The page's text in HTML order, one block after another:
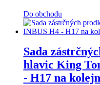
Do obchodu
Sada
hlavic King
- H17 na